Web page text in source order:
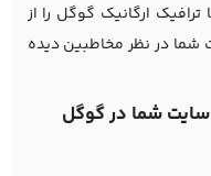
ارگانیک گوگل را از
شما در نظر مخاطبین دیده
شما در گوگل